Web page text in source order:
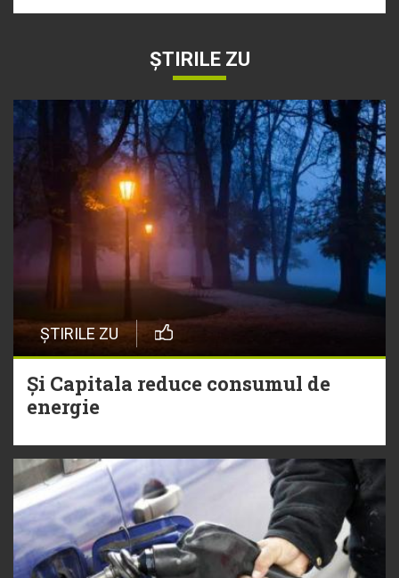
ȘTIRILE ZU
ȘTIRILE ZU
Și Capitala reduce consumul de
energie